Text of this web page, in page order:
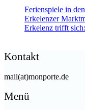
Ferienspiele in
Erkelenzer
Erkelenz trifft
Kontakt
mail(at)monporte.de
Menü